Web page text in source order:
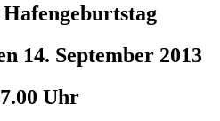
14. September 2013
Uhr